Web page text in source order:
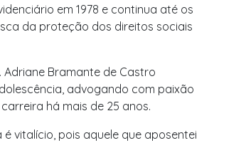
em 1978 e continua até os
da proteção dos direitos sociais
Bramante de Castro
advogando com paixão
há mais de 25 anos.
é vitalício, pois aquele que aposentei